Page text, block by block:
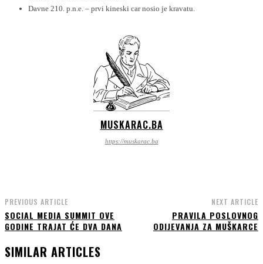
Davne 210. p.n.e. – prvi kineski car nosio je kravatu.
MUSKARAC.BA
https://muskarac.ba
PREVIOUS ARTICLE
SOCIAL MEDIA SUMMIT OVE
GODINE TRAJAT ĆE DVA DANA
NEXT ARTICLE
PRAVILA POSLOVNOG
ODIJEVANJA ZA MUŠKARCE
SIMILAR ARTICLES